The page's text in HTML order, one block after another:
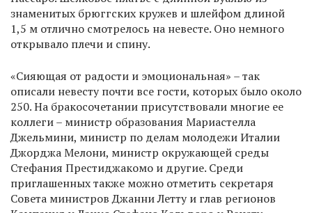
знаменитых брюггских кружев и шлейфом длиной
1,5 м отлично смотрелось на невесте. Оно немного
открывало плечи и спину.
«Сияющая от радости и эмоциональная» – так
описали невесту почти все гости, которых было около
250. На бракосочетании присутствовали многие ее
коллеги – министр образования Мариастелла
Джельмини, министр по делам молодежи Италии
Джорджа Мелони, министр окружающей среды
Стефания Престиджакомо и другие. Среди
приглашенных также можно отметить секретаря
Совета министров Джанни Летту и глав регионов